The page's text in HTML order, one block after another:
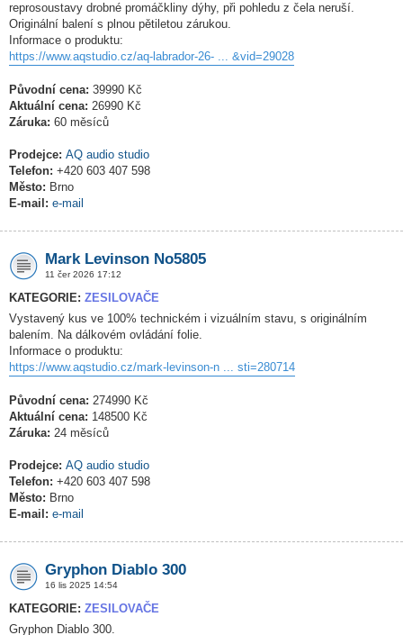
reprosoustavy drobné promáčkliny dýhy, při pohledu z čela neruší.
Originální balení s plnou pětiletou zárukou.
Informace o produktu:
https://www.aqstudio.cz/aq-labrador-26- ... &vid=29028
Původní cena: 39990 Kč
Aktuální cena: 26990 Kč
Záruka: 60 měsíců
Prodejce: AQ audio studio
Telefon: +420 603 407 598
Město: Brno
E-mail: e-mail
Mark Levinson No5805
11 čer 2026 17:12
KATEGORIE: ZESILOVAČE
Vystavený kus ve 100% technickém i vizuálním stavu, s originálním
balením. Na dálkovém ovládání folie.
Informace o produktu:
https://www.aqstudio.cz/mark-levinson-n ... sti=280714
Původní cena: 274990 Kč
Aktuální cena: 148500 Kč
Záruka: 24 měsíců
Prodejce: AQ audio studio
Telefon: +420 603 407 598
Město: Brno
E-mail: e-mail
Gryphon Diablo 300
16 lis 2025 14:54
KATEGORIE: ZESILOVAČE
Gryphon Diablo 300.